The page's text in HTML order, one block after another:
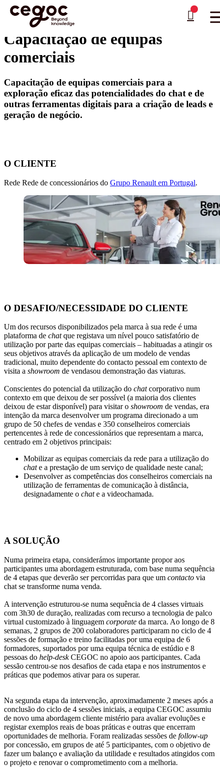
Skip to main content
Está aqui:Home > Case Studies Capacitação de equipas comerciais
Capacitação de equipas
comerciais
Capacitação de equipas comerciais para a
exploração eficaz das potencialidades do chat e de
outras ferramentas digitais para a criação de leads e
geração de negócio.
O CLIENTE
Rede Rede de concessionários do Grupo Renault em Portugal.
O DESAFIO/NECESSIDADE DO CLIENTE
Um dos recursos disponibilizados pela marca à sua rede é uma
plataforma de chatque registava um nível pouco satisfatório de
utilização por parte das equipas comerciais – habituadas a atingir os
seus objetivos através da aplicação de um modelo de vendas
tradicional, muito dependente do contacto pessoal em contexto de
visita a showroom de vendasou demonstração das viaturas.
Conscientes do potencial da utilização do chatcorporativo num
contexto em que deixou de ser possível (a maioria dos clientes
deixou de estar disponível) para visitar o showroom de vendas, era
intenção da marca desenvolver um programa direcionado a um
grupo de 50 chefes de vendas e 350 conselheiros comerciais
pertencentes à rede de concessionários que representam a marca,
centrado em 2 objetivos principais:
Mobilizar as equipas comerciais da rede para a utilização do
chate a prestação de um serviço de qualidade neste canal;
Desenvolver as competências dos conselheiros comerciais na
utilização de ferramentas de comunicação à distância,
designadamente o chate a videochamada.
A SOLUÇÃO
Numa primeira etapa, considerámos importante propor aos
participantes uma abordagem estruturada, com base numa sequência
de 4 etapas que deverão ser percorridas para que um contacto via
chat se transforme numa venda.
A intervenção estruturou-se numa sequência de 4 classes virtuais
com 3h30 de duração, realizadas com recurso a tecnologia de palco
virtual customizado à linguagem corporate da marca. Ao longo de 8
semanas, 2 grupos de 200 colaboradores participaram no ciclo de 4
sessões de formação e treino facilitadas por uma equipa de 6
formadores, suportados por uma equipa técnica de estúdio e 8
pessoas do help-deskCEGOC no apoio aos participantes. Cada
sessão centrou-se nos desafios de cada etapa e nos instrumentos e
práticas que podemos ativar para os superar.
Na segunda etapa da intervenção, aproximadamente 2 meses após a
conclusão do ciclo de 4 sessões iniciais, a equipa CEGOC assumiu
de novo uma abordagem cliente mistério para avaliar evoluções e
registar exemplos reais de boas práticas e outras que encerram
oportunidades de melhoria. Foram realizadas sessões de follow-up
por concessão, em grupos de até 5 participantes, com o objetivo de
fazer um balanço e avaliação da utilidade e resultados atingidos com
o projeto e renovar o comprometimento com a melhoria.